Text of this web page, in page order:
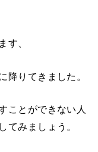
、
降りてきました。
ことができない人
みましょう。